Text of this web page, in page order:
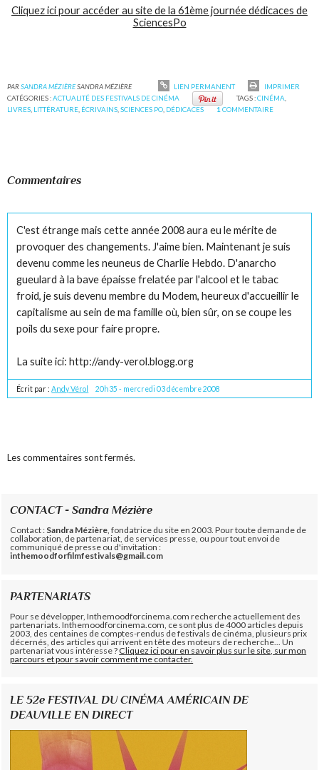
Cliquez ici pour accéder au site de la 61ème journée dédicaces de
SciencesPo
PARSANDRA MÉZIÈRESANDRA MÉZIÈRE LIEN PERMANENT
IMPRIMER
CATÉGORIES :ACTUALITÉ DES FESTIVALS DE CINÉMA TAGS :CINÉMA,
LIVRES, LITTÉRATURE, ÉCRIVAINS,SCIENCES PO, DÉDICACES 1COMMENTAIRE
Commentaires
C'est étrange mais cette année 2008 aura eu le mérite de
provoquer des changements. J'aime bien. Maintenant je suis
devenu comme les neuneus de Charlie Hebdo. D'anarcho
gueulard à la bave épaisse frelatée par l'alcool et le tabac
froid, je suis devenu membre du Modem, heureux d'accueillir le
capitalisme au sein de ma famille où, bien sûr, on se coupe les
poils du sexe pour faire propre.
La suite ici: http://andy-verol.blogg.org
Écrit par :Andy Vérol 20h35 - mercredi 03 décembre 2008
Les commentaires sont fermés.
CONTACT - Sandra Mézière
Contact : Sandra Mézière , fondatrice du site en 2003. Pour toute demande de
collaboration, de partenariat, de services presse, ou pour tout envoi de
communiqué de presse ou d'invitation :
inthemoodforfilmfestivals@gmail.com
PARTENARIATS
Pour se développer, Inthemoodforcinema.com recherche actuellement des
partenariats. Inthemoodforcinema.com, ce sont plus de 4000 articles depuis
2003, des centaines de comptes-rendus de festivals de cinéma, plusieurs prix
décernés, des articles qui arrivent en tête des moteurs de recherche... Un
partenariat vous intéresse ?Cliquez ici pour en savoir plus sur le site, sur mon
parcours et pour savoir comment me contacter.
LE 52e FESTIVAL DU CINÉMA AMÉRICAIN DE
DEAUVILLE EN DIRECT